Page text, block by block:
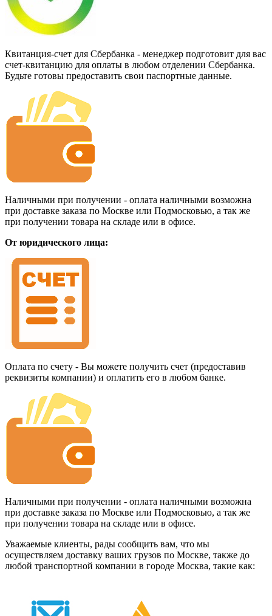
Квитанция-счет для Сбербанка - менеджер подготовит для вас
счет-квитанцию для оплаты в любом отделении Сбербанка.
Будьте готовы предоставить свои паспортные данные.
Наличными при получении - оплата наличными возможна
при доставке заказа по Москве или Подмосковью, а так же
при получении товара на складе или в офисе.
От юридического лица:
Оплата по счету - Вы можете получить счет (предоставив
реквизиты компании) и оплатить его в любом банке.
Наличными при получении - оплата наличными возможна
при доставке заказа по Москве или Подмосковью, а так же
при получении товара на складе или в офисе.
Уважаемые клиенты, рады сообщить вам, что мы
осуществляем доставку ваших грузов по Москве, также до
любой транспортной компании в городе Москва, такие как: